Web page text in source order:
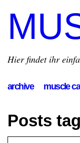
Hier findet ihr
archive muscle
Posts